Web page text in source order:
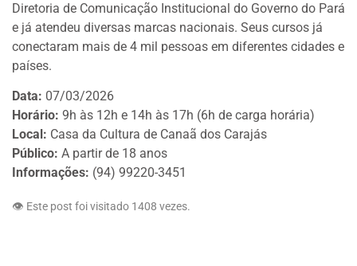
Diretoria de Comunicação Institucional do Governo do Pará
e já atendeu diversas marcas nacionais. Seus cursos já
conectaram mais de 4 mil pessoas em diferentes cidades e
países.
Data: 07/03/2026
Horário: 9h às 12h e 14h às 17h (6h de carga horária)
Local: Casa da Cultura de Canaã dos Carajás
Público: A partir de 18 anos
Informações: (94) 99220-3451
👁️ Este post foi visitado 1408 vezes.